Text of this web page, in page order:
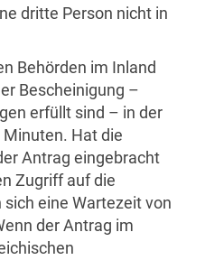
dritte Person nicht in
Behörden im Inland
Bescheinigung –
erfüllt sind – in der
Hat die
Antrag eingebracht
Zugriff auf die
eine Wartezeit von
der Antrag im